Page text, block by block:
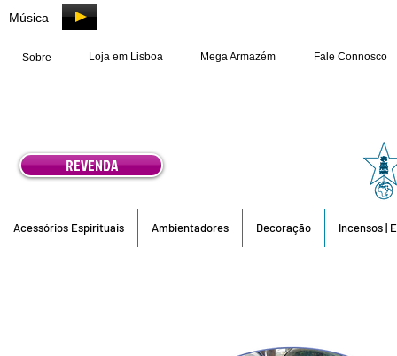
Música
Sobre Loja em Lisboa Mega Armazém Fale Connosco
REVENDA
Acessórios Espirituais Ambientadores Decoração Incensos |